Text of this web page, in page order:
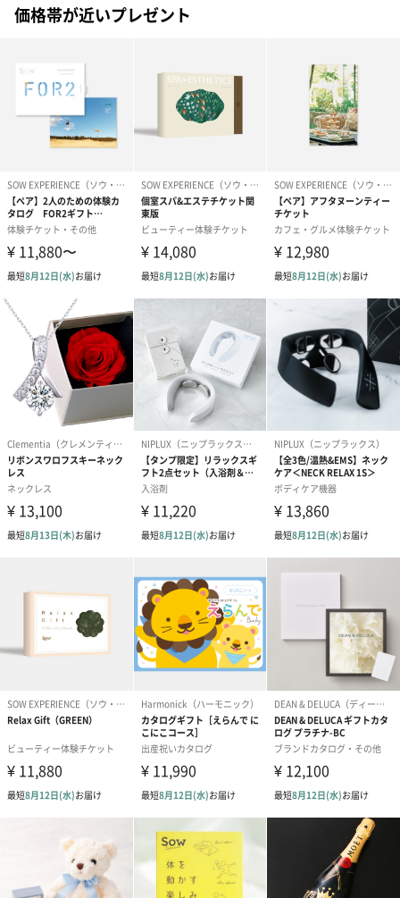
本体重量
614g
同梱物
パッケージ外
装
直方体紙箱
外装サイズ
幅20cm×奥行15cm×高さ23.5cm
製造国
中国
使用上の注意
●本体が濡れないようにお取り扱いしてください。
●水に浸すとオーバーヒート、発煙、変形、場合によっ
●本体を酷暑、極寒の場所で保管しないでください。
商品オプション情報
紙袋
お渡し用の紙袋です。
商品に合わせたサイズをお届けします。
あり（280円）
メッセージカード（通常・写真・グリーティング）
誕生日や結婚祝い・出産祝いなど、様々なシーンのメッセージカ
ードを同梱します。
メッセージカードや封筒のデザインは一部変更する場合がありま
す。
価格帯が近いプレゼント